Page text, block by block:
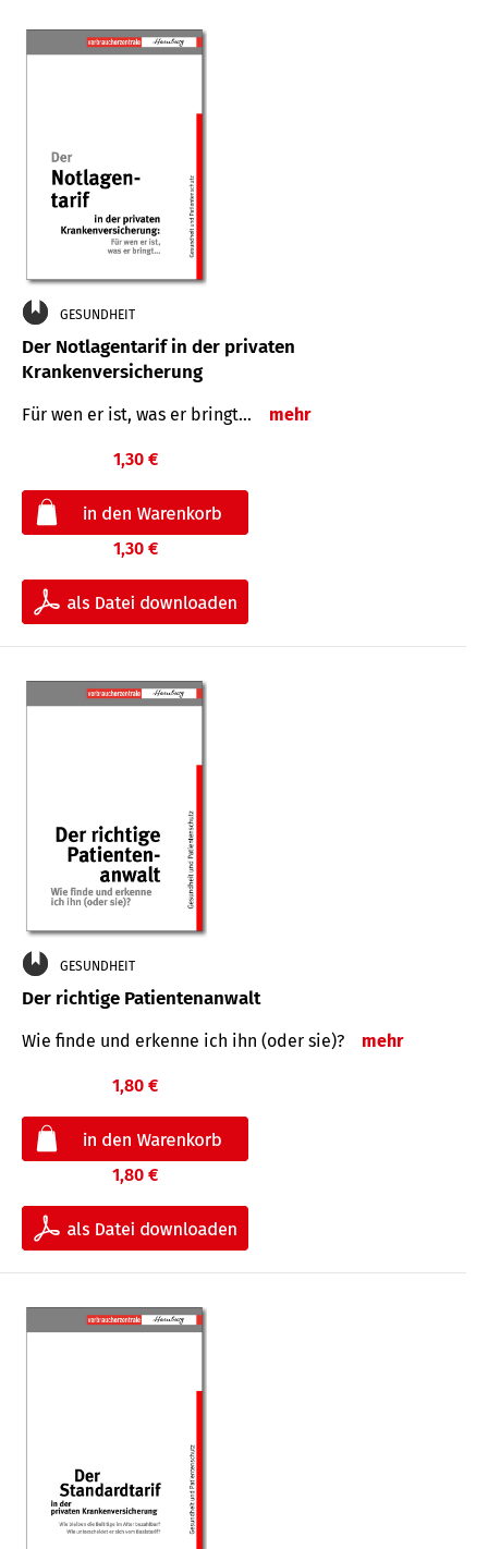
GESUNDHEIT
Der Notlagentarif in der privaten
Krankenversicherung
Für wen er ist, was er bringt… mehr
1,30 €
1,30 €
GESUNDHEIT
Der richtige Patientenanwalt
Wie finde und erkenne ich ihn (oder sie)? mehr
1,80 €
1,80 €